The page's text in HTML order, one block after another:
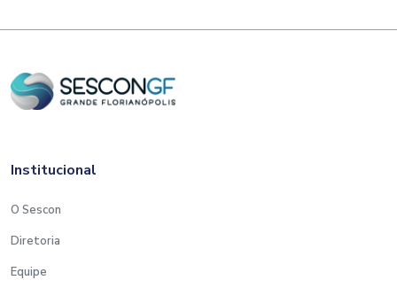
Institucional
O Sescon
Diretoria
Equipe